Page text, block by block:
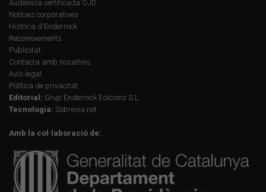
Audiència certificada OJD
Notícies corporatives
Història d'Enderrock
Reconeixements
Publicitat
Contacta amb nosaltres
Avís legal
Política de privacitat
Editorial: Grup Enderrock Edicions S.L.
Tecnologia: Sobrevia.net
Amb la col·laboració de: